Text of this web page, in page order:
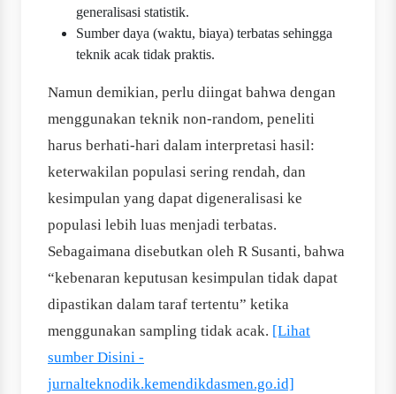
generalisasi statistik.
Sumber daya (waktu, biaya) terbatas sehingga
teknik acak tidak praktis.
Namun demikian, perlu diingat bahwa dengan
menggunakan teknik non-random, peneliti
harus berhati-hari dalam interpretasi hasil:
keterwakilan populasi sering rendah, dan
kesimpulan yang dapat digeneralisasi ke
populasi lebih luas menjadi terbatas.
Sebagaimana disebutkan oleh R Susanti, bahwa
“kebenaran keputusan kesimpulan tidak dapat
dipastikan dalam taraf tertentu” ketika
menggunakan sampling tidak acak. [Lihat
sumber Disini -
jurnalteknodik.kemendikdasmen.go.id]